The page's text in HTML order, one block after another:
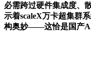
必需跨过硬件集成度、
示着scaleX万卡超集群
构奥妙——这恰是国产AI